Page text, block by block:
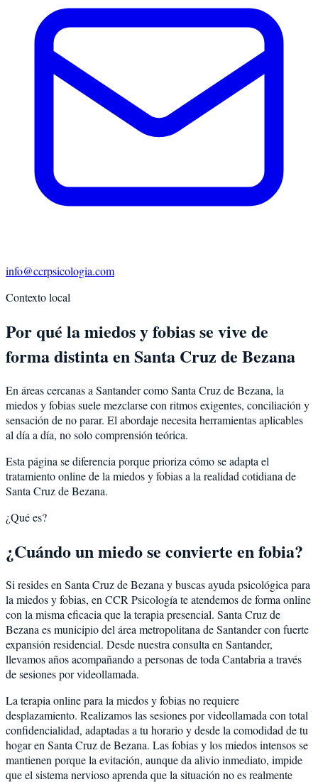
info@ccrpsicologia.com
Contexto local
Por qué la miedos y fobias se vive de
forma distinta en Santa Cruz de Bezana
En áreas cercanas a Santander como Santa Cruz de Bezana, la
miedos y fobias suele mezclarse con ritmos exigentes, conciliación y
sensación de no parar. El abordaje necesita herramientas aplicables
al día a día, no solo comprensión teórica.
Esta página se diferencia porque prioriza cómo se adapta el
tratamiento online de la miedos y fobias a la realidad cotidiana de
Santa Cruz de Bezana.
¿Qué es?
¿Cuándo un miedo se convierte en fobia?
Si resides en Santa Cruz de Bezana y buscas ayuda psicológica para
la miedos y fobias, en CCR Psicología te atendemos de forma online
con la misma eficacia que la terapia presencial. Santa Cruz de
Bezana es municipio del área metropolitana de Santander con fuerte
expansión residencial. Desde nuestra consulta en Santander,
llevamos años acompañando a personas de toda Cantabria a través
de sesiones por videollamada.
La terapia online para la miedos y fobias no requiere
desplazamiento. Realizamos las sesiones por videollamada con total
confidencialidad, adaptadas a tu horario y desde la comodidad de tu
hogar en Santa Cruz de Bezana. Las fobias y los miedos intensos se
mantienen porque la evitación, aunque da alivio inmediato, impide
que el sistema nervioso aprenda que la situación no es realmente